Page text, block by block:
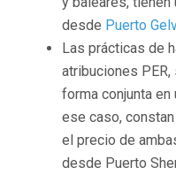
desde Puerto
Las prácticas de
atribuciones
forma conjunta en
ese caso,
el precio de
desde Puerto